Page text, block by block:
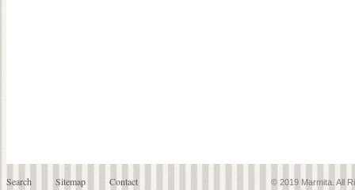
Search Sitemap Contact © 2019 Marmita. All